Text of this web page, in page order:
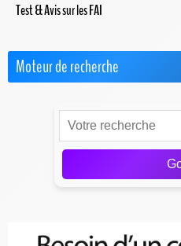
Test & Avis sur les FAI
Moteur de recherche